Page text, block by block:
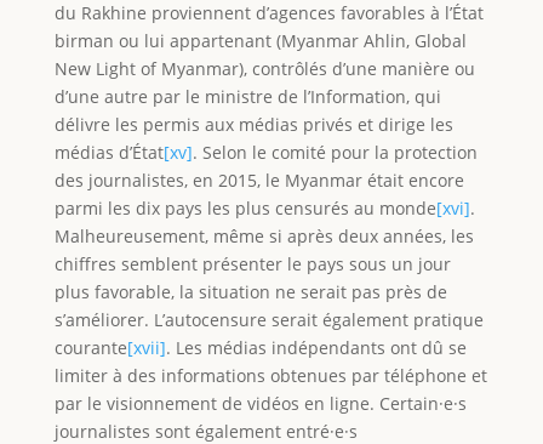
du Rakhine proviennent d’agences favorables à l’État
birman ou lui appartenant (Myanmar Ahlin, Global
New Light of Myanmar), contrôlés d’une manière ou
d’une autre par le ministre de l’Information, qui
délivre les permis aux médias privés et dirige les
médias d’État[xv]. Selon le comité pour la protection
des journalistes, en 2015, le Myanmar était encore
parmi les dix pays les plus censurés au monde[xvi].
Malheureusement, même si après deux années, les
chiffres semblent présenter le pays sous un jour
plus favorable, la situation ne serait pas près de
s’améliorer. L’autocensure serait également pratique
courante[xvii]. Les médias indépendants ont dû se
limiter à des informations obtenues par téléphone et
par le visionnement de vidéos en ligne. Certain·e·s
journalistes sont également entré·e·s